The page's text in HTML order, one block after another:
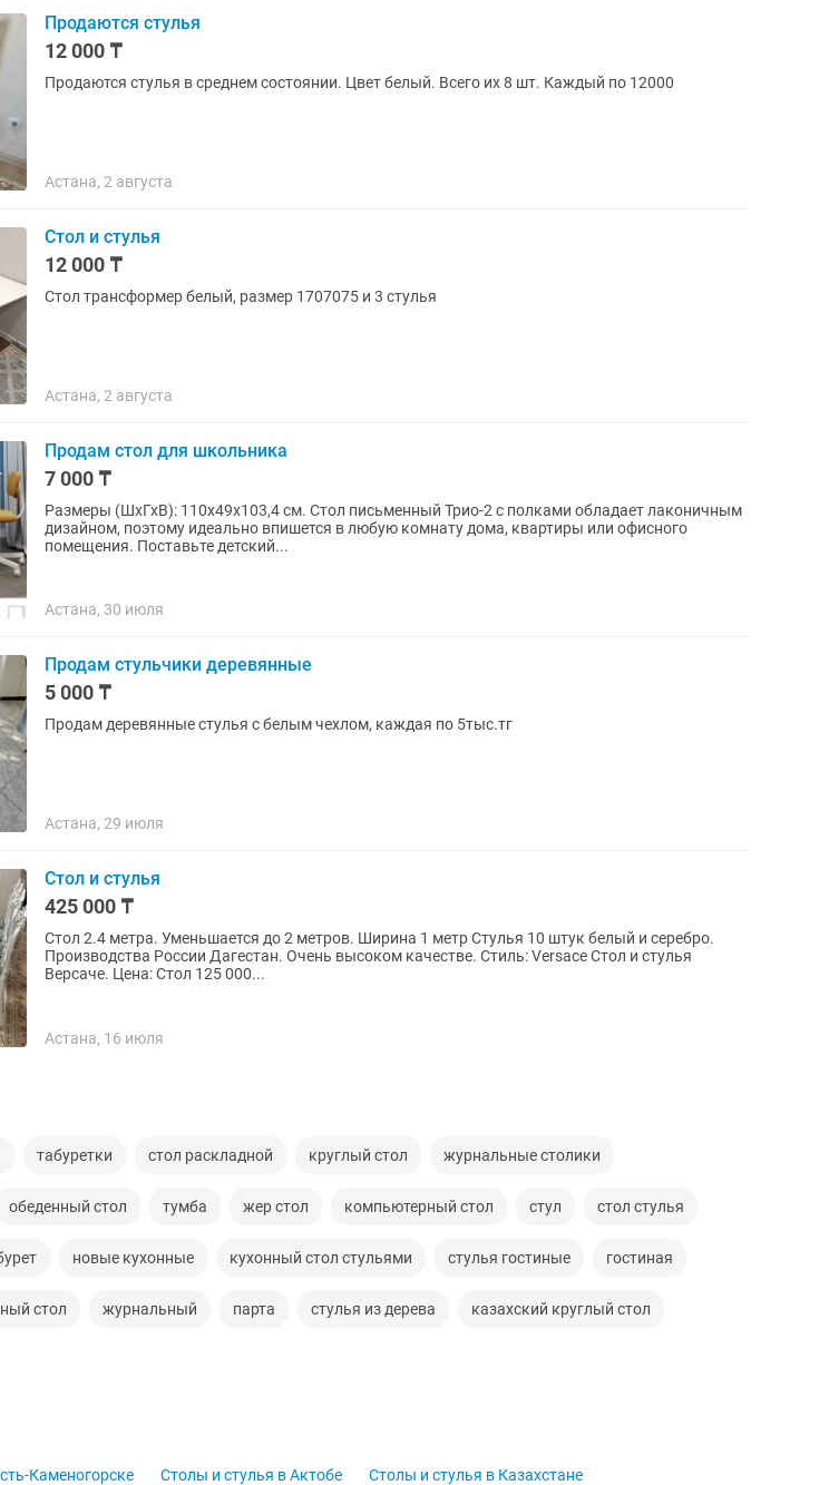
Продаются стулья
12 000 ₸
Продаются стулья в среднем состоянии. Цвет белый. Всего их 8 шт. Каждый по 12000
Астана, 2 августа
Стол и стулья
12 000 ₸
Стол трансформер белый, размер 1707075 и 3 стулья
Астана, 2 августа
Продам стол для школьника
7 000 ₸
Размеры (ШхГхВ): 110х49х103,4 см. Стол письменный Трио-2 с полками обладает лаконичным
дизайном, поэтому идеально впишется в любую комнату дома, квартиры или офисного
помещения. Поставьте детский...
Астана, 30 июля
Продам стульчики деревянные
5 000 ₸
Продам деревянные стулья с белым чехлом, каждая по 5тыс.тг
Астана, 29 июля
Стол и стулья
425 000 ₸
Стол 2.4 метра. Уменьшается до 2 метров. Ширина 1 метр Стулья 10 штук белый и серебро.
Производства России Дагестан. Очень высоком качестве. Стиль: Versace Стол и стулья
Версаче. Цена: Стол 125 000...
Астана, 16 июля
табуретки стол раскладной круглый стол журнальные столики
обеденный стол тумба жер стол компьютерный стол стул стол стулья
новые кухонные кухонный стол стульями стулья гостиные гостиная
стол журнальный парта стулья из дерева казахский круглый стол
Каменогорске Столы и стулья в Актобе Столы и стулья в Казахстане